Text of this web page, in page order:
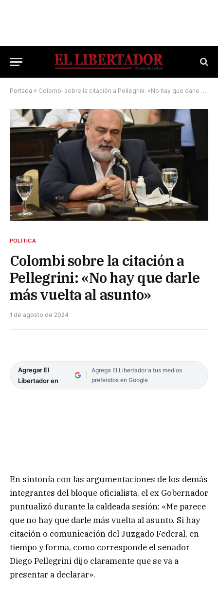
Portada » Colombi sobre la citación a Pellegrini: «No hay que darle más vuelta al asunto»
POLÍTICA
Colombi sobre la citación a
Pellegrini: «No hay que darle
más vuelta al asunto»
1 de agosto de 2024
Agregar El
Libertador en
Agrega El Libertador a tus medios
preferidos en Google
En sintonía con las argumentaciones de los demás
integrantes del bloque oficialista, el ex Gobernador
puntualizó durante la caldeada sesión: «Me parece
que no hay que darle más vuelta al asunto. Si hay
citación o comunicación del Juzgado Federal, en
tiempo y forma, como corresponde el senador
Diego Pellegrini dijo claramente que se va a
presentar a declarar».